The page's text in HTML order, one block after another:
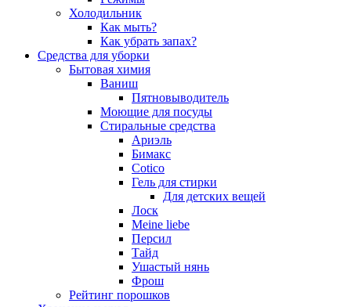
Холодильник
Как мыть?
Как убрать запах?
Средства для уборки
Бытовая химия
Ваниш
Пятновыводитель
Моющие для посуды
Стиральные средства
Ариэль
Бимакс
Cotico
Гель для стирки
Для детских вещей
Лоск
Meine liebe
Персил
Тайд
Ушастый нянь
Фрош
Рейтинг порошков